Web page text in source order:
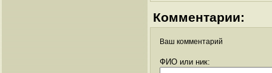
Комментарии:
Ваш комментарий
ФИО или ник: